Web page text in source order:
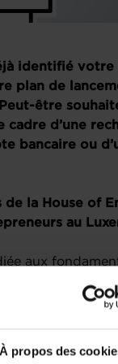
À propos des
identifié votre
plan de
être
d’une
bancaire ou
de la House of
au
aux
les
stratégie
parties, suivi